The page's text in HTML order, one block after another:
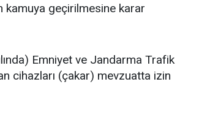
kamuya geçirilmesine karar
Emniyet ve Jandarma Trafik
cihazları (çakar) mevzuatta izin